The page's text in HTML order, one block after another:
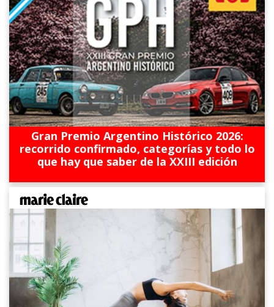
Gran Premio Argentino Histórico 2026:
recorrido confirmado, categorías y todo lo
que hay que saber de la XXIII edición